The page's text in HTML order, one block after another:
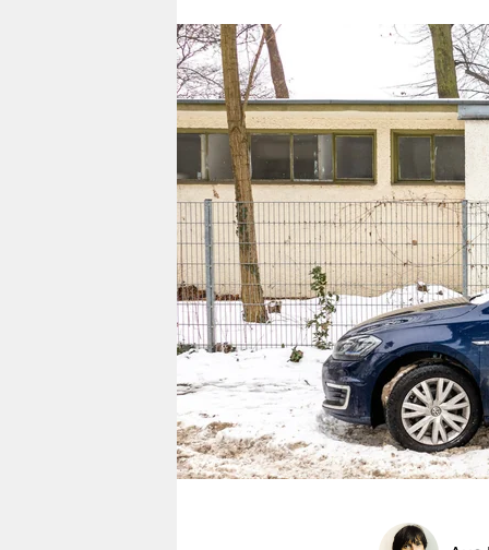
berlin
nord
wahrheit
verlag
verlag
veranstaltungen
shop
fragen & hilfe
unterstützen
abo